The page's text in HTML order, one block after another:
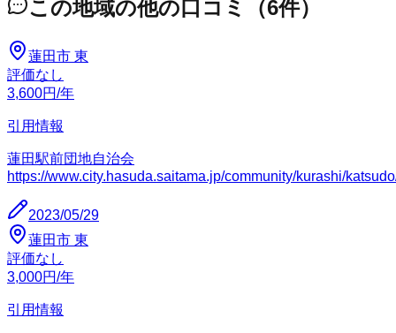
この地域の他の口コミ （6件）
蓮田市 東
評価なし
3,600円/年
引用情報
蓮田駅前団地自治会
https://www.city.hasuda.saitama.jp/community/kurashi/
2023/05/29
蓮田市 東
評価なし
3,000円/年
引用情報